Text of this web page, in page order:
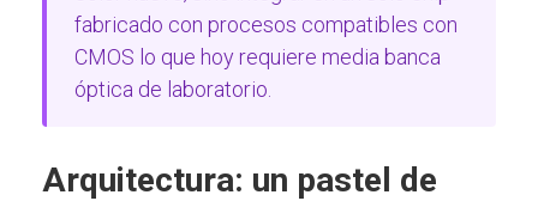
fabricado con procesos compatibles con
CMOS lo que hoy requiere media banca
óptica de laboratorio.
Arquitectura: un pastel de